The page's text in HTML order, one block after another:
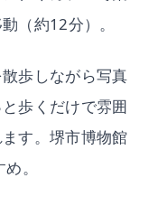
（約12分）。
歩しながら写真
歩くだけで雰囲
す。堺市博物館
。